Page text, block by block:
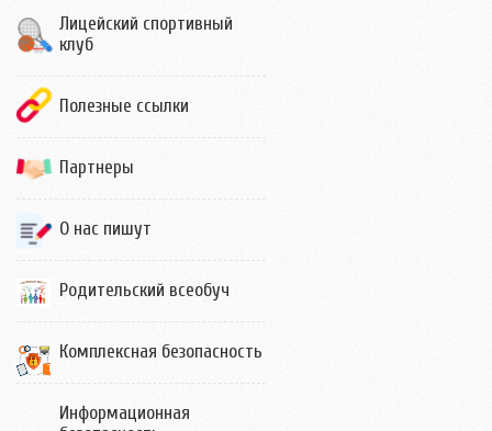
Лицейский спортивный
клуб
Полезные ссылки
Партнеры
О нас пишут
Родительский всеобуч
Комплексная безопасность
Информационная